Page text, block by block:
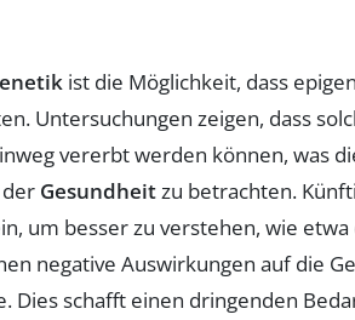
ist die Möglichkeit, dass
Untersuchungen zeigen, dass
vererbt werden können, was
Gesundheitzu betrachten.
um besser zu verstehen, wie etwa
negative Auswirkungen auf die
Dies schafft einen dringenden